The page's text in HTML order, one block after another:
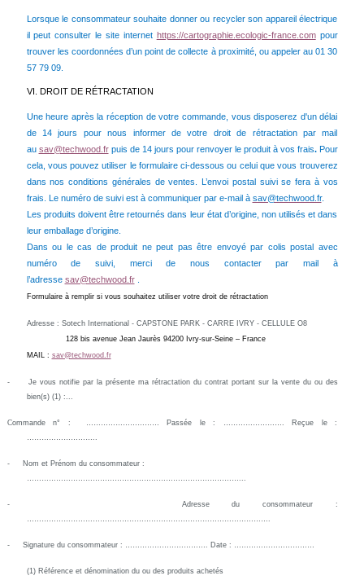
Lorsque le consommateur souhaite donner ou recycler son appareil électrique
il peut consulter le site internet https://cartographie.ecologic-france.compour
trouver les coordonnées d’un point de collecte à proximité, ou appeler au 01 30
57 79 09.
VI. DROIT DE RÉTRACTATION
Une heure après la réception de votre commande, vous disposerez d'un délai
de 14 jours pour nous informer de votre droit de rétractation par mail
au sav@techwood.frpuis de 14 jours pour renvoyer le produit à vos frais. Pour
cela, vous pouvez utiliser le formulaire ci-dessous ou celui que vous trouverez
dans nos conditions générales de ventes. L’envoi postal suivi se fera à vos
frais. Le numéro de suivi est à communiquer par e-mail à sav@techwood.fr.
Les produits doivent être retournés dans leur état d’origine, non utilisés et dans
leur emballage d’origine.
Dans ou le cas de produit ne peut pas être envoyé par colis postal avec
numéro de suivi, merci de nous contacter par mail à
l’adresse sav@techwood.fr.
Formulaire à remplir si vous souhaitez utiliser votre droit de rétractation
Adresse : Sotech International - CAPSTONE PARK - CARRE IVRY - CELLULE O8
128 bis avenue Jean Jaurès 94200 Ivry-sur-Seine – France
MAIL : sav@techwood.fr
- Je vous notifie par la présente ma rétractation du contrat portant sur la vente du ou des
bien(s) (1) :...
Commande n° : ………………………… Passée le : ……………………. Reçue le :
………………………..
-
Nom et Prénom du consommateur :
……………………………………………………………………………...
-
Adresse du consommateur :
……………………………………………………………………………………….
- Signature du consommateur : ……………………………. Date : ……………………………
(1) Référence et dénomination du ou des produits achetés